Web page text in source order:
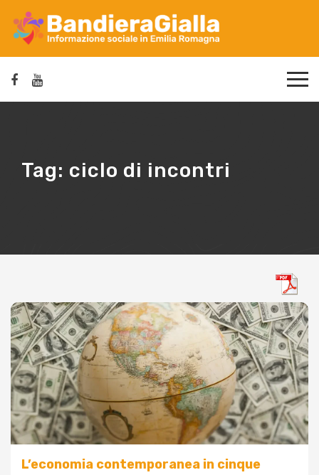
Tag: ciclo di incontri
L’economia contemporanea in cinque